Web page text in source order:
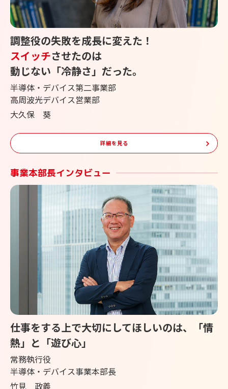
調整役の失敗を成長に変えた！
スイッチさせたのは
動じない「冷静さ」だった。
半導体・デバイス第二事業部
高周波光デバイス営業部
大久保 葵
詳細を見る
事業本部長インタビュー
仕事をする上で大切にしてほしいのは、「情
熱」と「遊び心」
常務執行役
半導体・デバイス事業本部長
竹見 政義